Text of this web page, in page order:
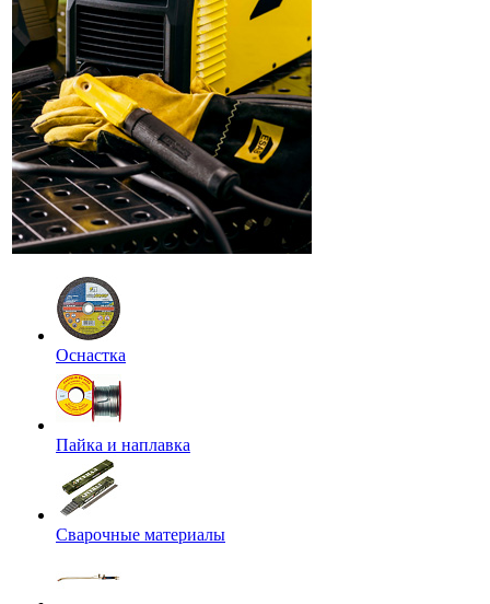
Оснастка
Пайка и наплавка
Сварочные материалы